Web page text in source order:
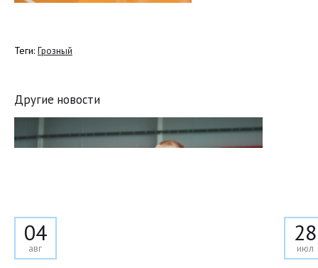
Теги: Грозный
Другие новости
04
авг
28
июл